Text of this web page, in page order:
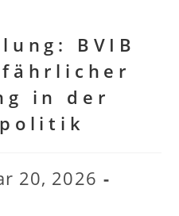
BVIB
in der
20, 2026